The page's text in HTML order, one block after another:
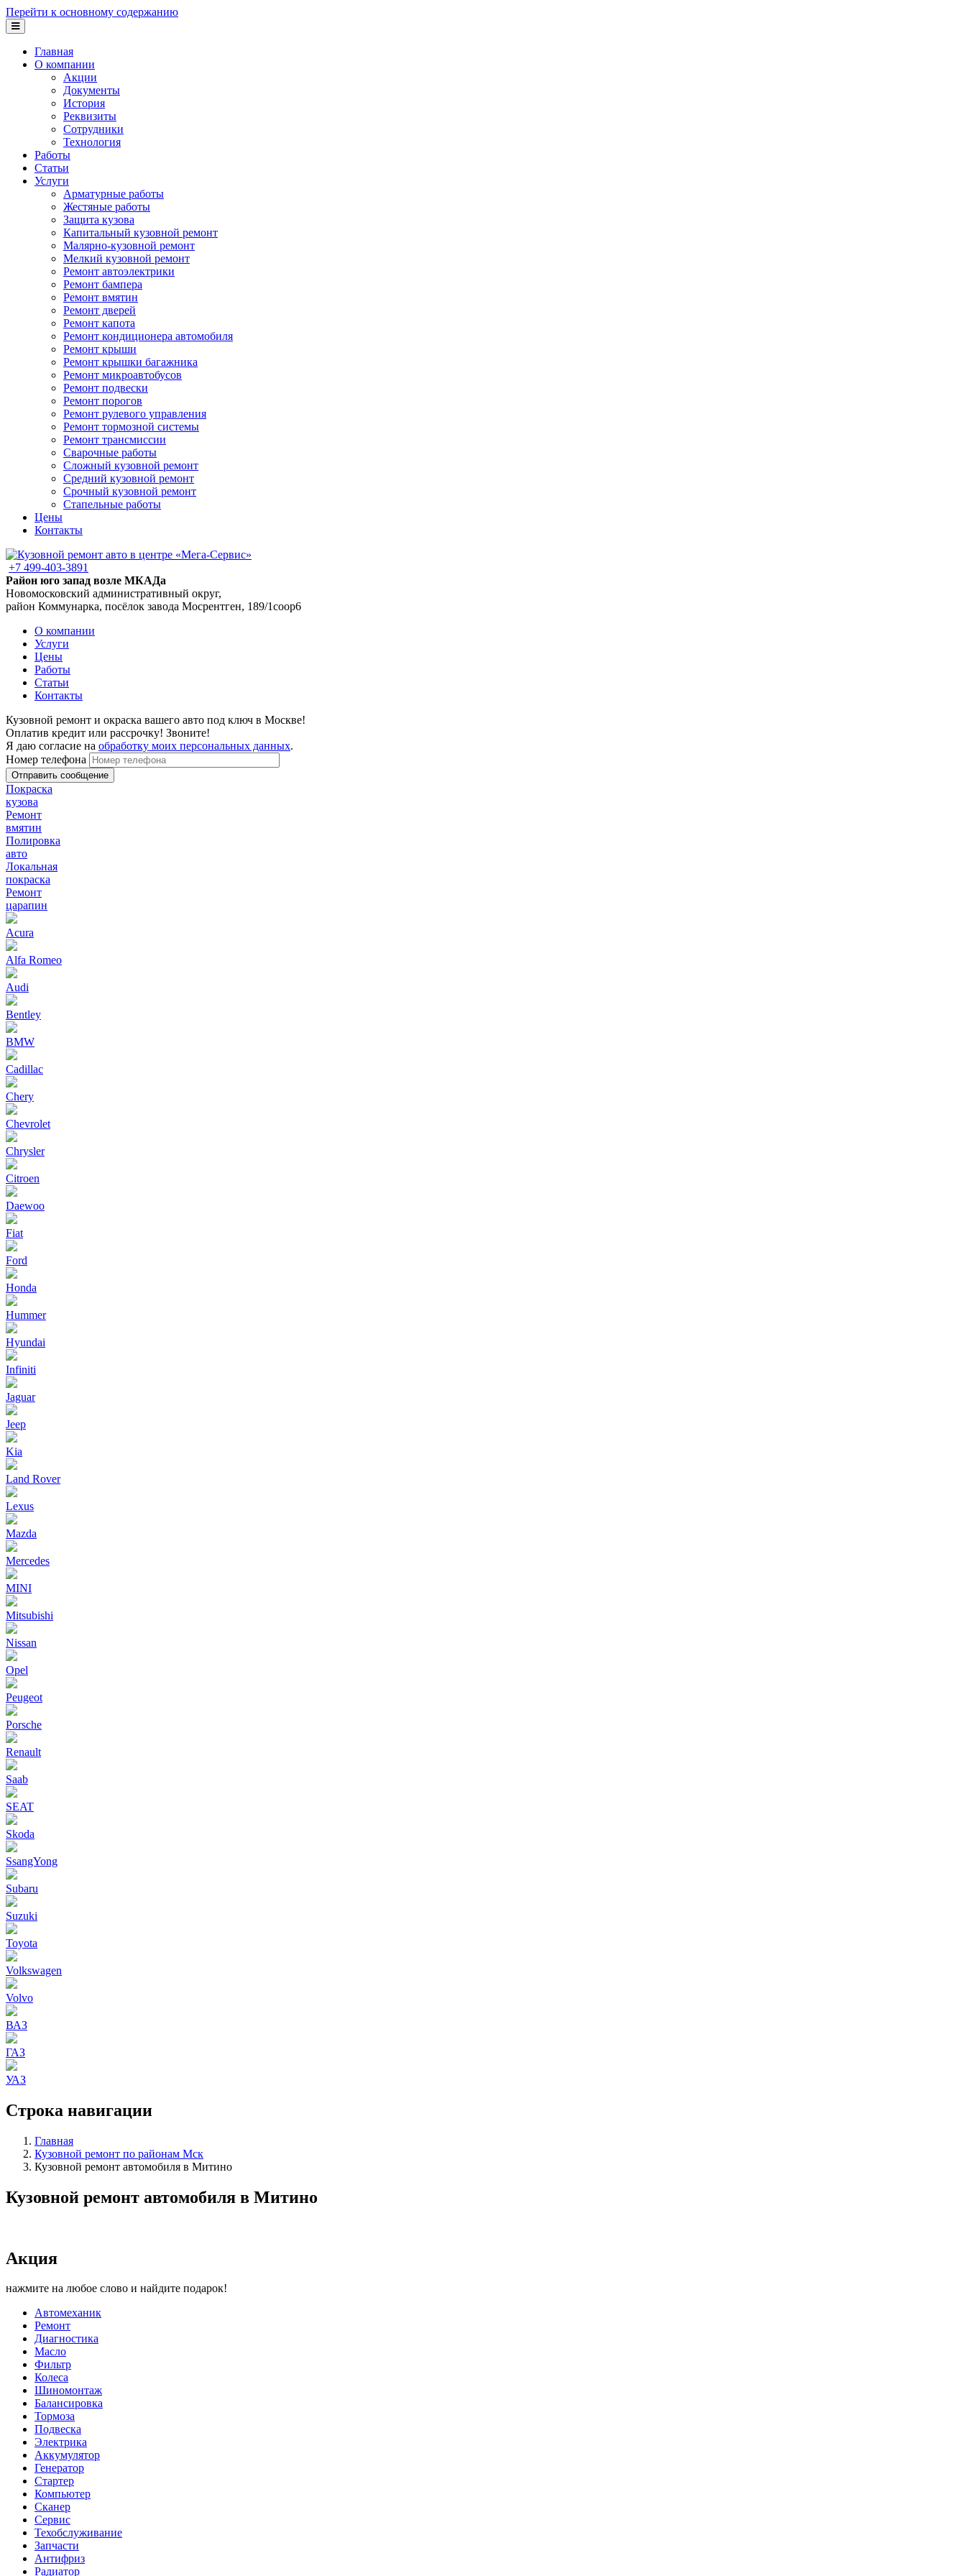
Перейти к основному содержанию
Главная
О компании
Акции
Документы
История
Реквизиты
Сотрудники
Технология
Работы
Статьи
Услуги
Арматурные работы
Жестяные работы
Защита кузова
Капитальный кузовной ремонт
Малярно-кузовной ремонт
Мелкий кузовной ремонт
Ремонт автоэлектрики
Ремонт бампера
Ремонт вмятин
Ремонт дверей
Ремонт капота
Ремонт кондиционера автомобиля
Ремонт крыши
Ремонт крышки багажника
Ремонт микроавтобусов
Ремонт подвески
Ремонт порогов
Ремонт рулевого управления
Ремонт тормозной системы
Ремонт трансмиссии
Сварочные работы
Сложный кузовной ремонт
Средний кузовной ремонт
Срочный кузовной ремонт
Стапельные работы
Цены
Контакты
+7 499-403-3891
Район юго запад возле МКАДа
Новомосковский административный округ,
район Коммунарка, посёлок завода Мосрентген, 189/1соор6
О компании
Услуги
Цены
Работы
Статьи
Контакты
Кузовной ремонт и окраска вашего авто под ключ в Москве!
Оплатив кредит или рассрочку! Звоните!
Я даю согласие на обработку моих персональных данных.
Номер телефона
Покраска
кузова
Ремонт
вмятин
Полировка
авто
Локальная
покраска
Ремонт
царапин
Acura
Alfa Romeo
Audi
Bentley
BMW
Cadillac
Chery
Chevrolet
Chrysler
Citroen
Daewoo
Fiat
Ford
Honda
Hummer
Hyundai
Infiniti
Jaguar
Jeep
Kia
Land Rover
Lexus
Mazda
Mercedes
MINI
Mitsubishi
Nissan
Opel
Peugeot
Porsche
Renault
Saab
SEAT
Skoda
SsangYong
Subaru
Suzuki
Toyota
Volkswagen
Volvo
ВАЗ
ГАЗ
УАЗ
Строка навигации
Главная
Кузовной ремонт по районам Мск
Кузовной ремонт автомобиля в Митино
Кузовной ремонт автомобиля в Митино
Акция
нажмите на любое слово и найдите подарок!
Автомеханик
Ремонт
Диагностика
Масло
Фильтр
Колеса
Шиномонтаж
Балансировка
Тормоза
Подвеска
Электрика
Аккумулятор
Генератор
Стартер
Компьютер
Сканер
Сервис
Техобслуживание
Запчасти
Антифриз
Радиатор